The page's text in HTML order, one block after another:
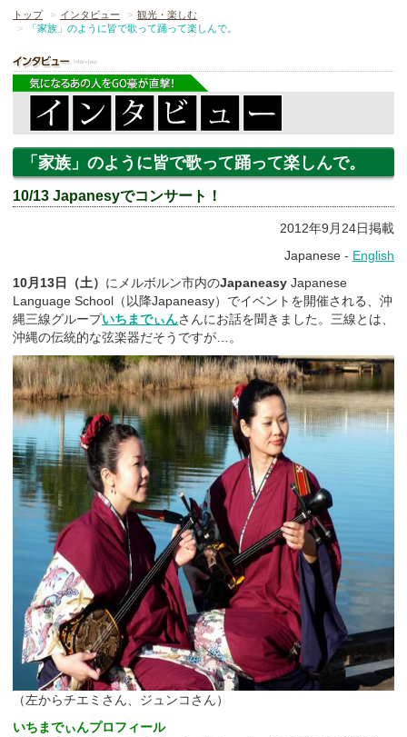
トップ インタビュー
観光・楽しむ
「家族」のように皆で歌って踊って楽しんで。
「家族」のように皆で歌って踊って楽しんで。
10/13 Japanesyでコンサート！
2012年9月24日掲載
Japanese - English
10月13日（土） にメルボルン市内のJapaneasy Japanese
Language School（以降Japaneasy）でイベントを開催される、沖
縄三線グループいちまでぃんさんにお話を聞きました。三線とは、
沖縄の伝統的な弦楽器だそうですが…。
（左からチエミさん、ジュンコさん）
いちまでぃんプロフィール